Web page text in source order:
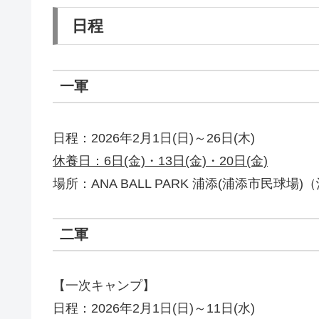
日程
一軍
日程：2026年2月1日(日)～26日(木)
休養日：6日(金)・13日(金)・20日(金)
場所：ANA BALL PARK 浦添(浦添市民球場)（
二軍
【一次キャンプ】
日程：2026年2月1日(日)～11日(水)